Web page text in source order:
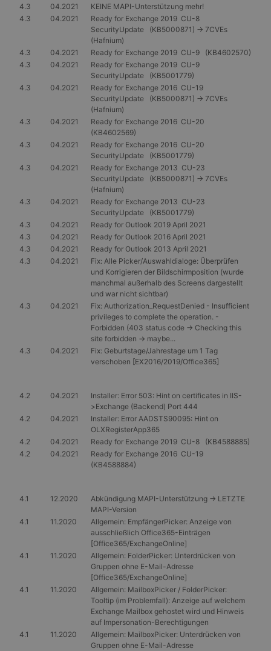
4.3 04.2021
KEINE MAPI-Unterstützung mehr!
4.3
04.2021
Ready for Exchange 2019 CU-8
SecurityUpdate (KB5000871) -> 7CVEs
(Hafnium)
4.3
04.2021
Ready for Exchange 2019 CU-9 (KB4602570)
4.3
04.2021
Ready for Exchange 2019 CU-9
SecurityUpdate (KB5001779)
4.3
04.2021
Ready for Exchange 2016 CU-19
SecurityUpdate (KB5000871) -> 7CVEs
(Hafnium)
4.3
04.2021
Ready for Exchange 2016 CU-20
(KB4602569)
4.3
04.2021
Ready for Exchange 2016 CU-20
SecurityUpdate (KB5001779)
4.3
04.2021
Ready for Exchange 2013 CU-23
SecurityUpdate (KB5000871) -> 7CVEs
(Hafnium)
4.3
04.2021
Ready for Exchange 2013 CU-23
SecurityUpdate (KB5001779)
4.3
04.2021
Ready for Outlook 2019 April 2021
4.3
04.2021
Ready for Outlook 2016 April 2021
4.3
04.2021
Ready for Outlook 2013 April 2021
4.3
04.2021
Fix: Alle Picker/Auswahldialoge: Überprüfen
und Korrigieren der Bildschirmposition (wurde
manchmal außerhalb des Screens dargestellt
und war nicht sichtbar)
4.3
04.2021
Fix: Authorization_RequestDenied - Insufficient
privileges to complete the operation. -
Forbidden (403 status code -> Checking this
site forbidden -> maybe...
4.3
04.2021
Fix: Geburtstage/Jahrestage um 1 Tag
verschoben [EX2016/2019/Office365]
4.2 04.2021
Installer: Error 503: Hint on certificates in IIS-
>Exchange (Backend) Port 444
4.2
04.2021
Installer: Error AADSTS90095: Hint on
OLXRegisterApp365
4.2
04.2021
Ready for Exchange 2019 CU-8 (KB4588885)
4.2
04.2021
Ready for Exchange 2016 CU-19
(KB4588884)
4.1 12.2020
Abkündigung MAPI-Unterstützung -> LETZTE
MAPI-Version
4.1
11.2020
Allgemein: EmpfängerPicker: Anzeige von
ausschließlich Office365-Einträgen
[Office365/ExchangeOnline]
4.1
11.2020
Allgemein: FolderPicker: Unterdrücken von
Gruppen ohne E-Mail-Adresse
[Office365/ExchangeOnline]
4.1
11.2020
Allgemein: MailboxPicker / FolderPicker:
Tooltip (im Problemfall): Anzeige auf welchem
Exchange Mailbox gehostet wird und Hinweis
auf Impersonation-Berechtigungen
4.1
11.2020
Allgemein: MailboxPicker: Unterdrücken von
Gruppen ohne E-Mail-Adresse